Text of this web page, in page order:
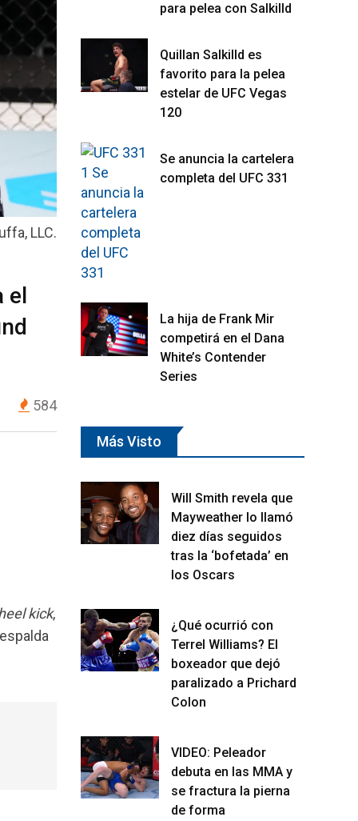
LLC.
el
584
kick,
para pelea con Salkilld
Quillan Salkilld es
favorito para la pelea
estelar de UFC Vegas
120
Se anuncia la cartelera
completa del UFC 331
La hija de Frank Mir
competirá en el Dana
White’s Contender
Series
Más Visto
Will Smith revela que
Mayweather lo llamó
diez días seguidos
tras la ‘bofetada’ en
los Oscars
¿Qué ocurrió con
Terrel Williams? El
boxeador que dejó
paralizado a Prichard
Colon
VIDEO: Peleador
debuta en las MMA y
se fractura la pierna
de forma